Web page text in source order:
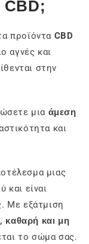
CBD;
προϊόντα CBD
αγνές και
στην
μια άμεση
και
μιας
και είναι
Με εξάτμιση
καθαρή και μη
το σώμα σας.